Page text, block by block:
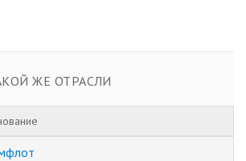
ЖЕ ОТРАСЛИ